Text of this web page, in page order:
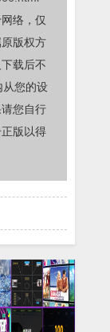
络，仅
版权方
载后不
从您的设
您自行
版以得